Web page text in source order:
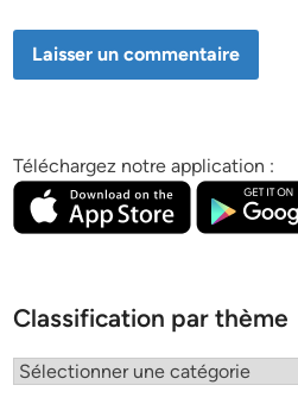
Téléchargez notre application :
Classification par thème
Classification